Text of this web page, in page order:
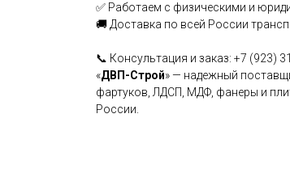
✅ Работаем с физическими и
🚚 Доставка по всей России
📞 Консультация и заказ: +7 (923)
«ДВП-Строй» — надежный
фартуков, ЛДСП, МДФ, фанеры и
России.